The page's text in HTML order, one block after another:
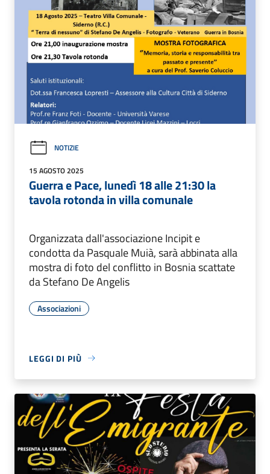
NOTIZIE
15 AGOSTO 2025
Guerra e Pace, lunedì 18 alle 21:30 la
tavola rotonda in villa comunale
Organizzata dall'associazione Incipit e
condotta da Pasquale Muià, sarà abbinata alla
mostra di foto del conflitto in Bosnia scattate
da Stefano De Angelis
Associazioni
LEGGI DI PIÙ